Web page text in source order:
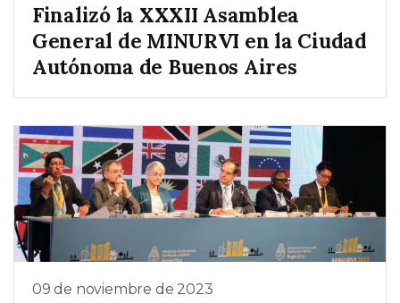
Finalizó la XXXII Asamblea
General de MINURVI en la Ciudad
Autónoma de Buenos Aires
09 de noviembre de 2023